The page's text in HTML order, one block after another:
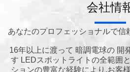
会社情
あなたのプロフェッショナルで信
16年以上に渡って 暗調電球の 開
す LEDスポットライトの全範囲
ションの豊富な経験により,お客